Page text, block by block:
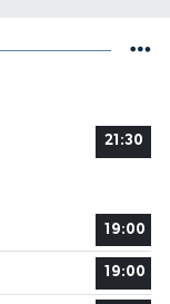
21:30
19:00
19:00